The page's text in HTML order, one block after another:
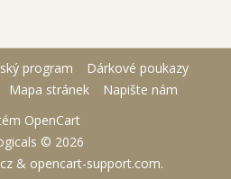
program
Dárkové poukazy
Mapa stránek
Napište nám
OpenCart
© 2026
& opencart-support.com.